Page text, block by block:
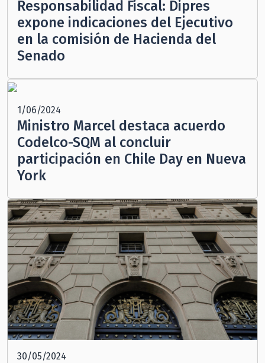
Responsabilidad Fiscal: Dipres
expone indicaciones del Ejecutivo
en la comisión de Hacienda del
Senado
1/06/2024
Ministro Marcel destaca acuerdo
Codelco-SQM al concluir
participación en Chile Day en Nueva
York
30/05/2024